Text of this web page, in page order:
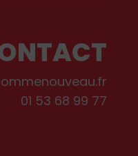
01 53 68 99 77